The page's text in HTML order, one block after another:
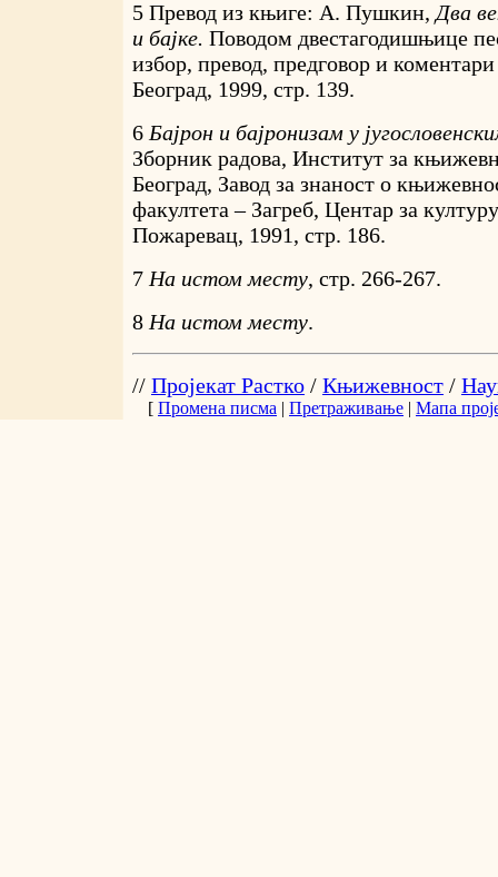
5 Превод из књиге: А. Пушкин, Два
и бајке. Поводом двестагодишњице
избор, превод, предговор и
Београд, 1999, стр. 139.
6 Бајрон и бајронизам у
Зборник радова, Институт за
Београд, Завод за знаност о
факултета – Загреб, Центар за
Пожаревац, 1991, стр. 186.
7 На истом месту, стр. 266-267.
8 На истом месту.
// Пројекат Растко / Књижевност /
[ Промена писма | Претраживање | Мапа